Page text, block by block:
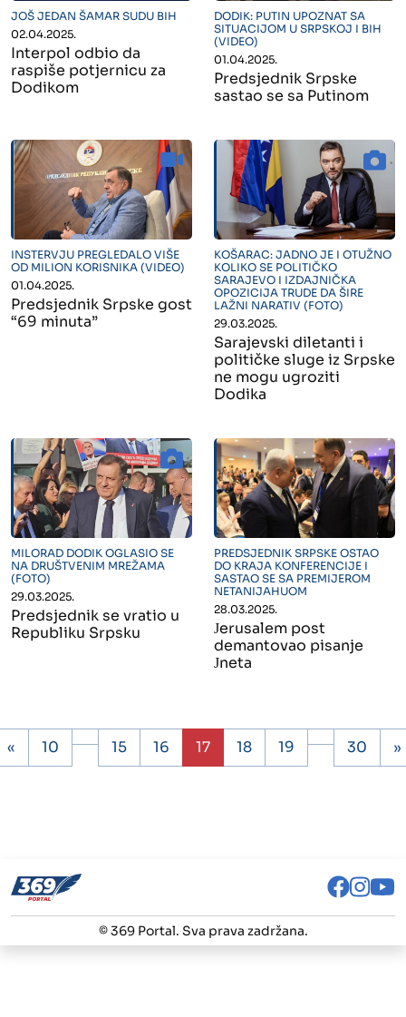
" alt="">
JOŠ JEDAN ŠAMAR SUDU BIH
02.04.2025.
Interpol odbio da
raspiše potjernicu za
Dodikom
" alt="">
DODIK: PUTIN UPOZNAT SA
SITUACIJOM U SRPSKOJ I BIH
(VIDEO)
01.04.2025.
Predsjednik Srpske
sastao se sa Putinom
" alt="">
INSTERVJU PREGLEDALO VIŠE
OD MILION KORISNIKA (VIDEO)
01.04.2025.
Predsjednik Srpske gost
“69 minuta”
" alt="">
KOŠARAC: JADNO JE I OTUŽNO
KOLIKO SE POLITIČKO
SARAJEVO I IZDAJNIČKA
OPOZICIJA TRUDE DA ŠIRE
LAŽNI NARATIV (FOTO)
29.03.2025.
Sarajevski diletanti i
političke sluge iz Srpske
ne mogu ugroziti
Dodika
" alt="">
MILORAD DODIK OGLASIO SE
NA DRUŠTVENIM MREŽAMA
(FOTO)
29.03.2025.
Predsjednik se vratio u
Republiku Srpsku
" alt="">
PREDSJEDNIK SRPSKE OSTAO
DO KRAJA KONFERENCIJE I
SASTAO SE SA PREMIJEROM
NETANIJAHUOM
28.03.2025.
Јerusalem post
demantovao pisanje
Јneta
« 10 15 16 17 18 19 30 »
© 369 Portal. Sva prava zadržana.